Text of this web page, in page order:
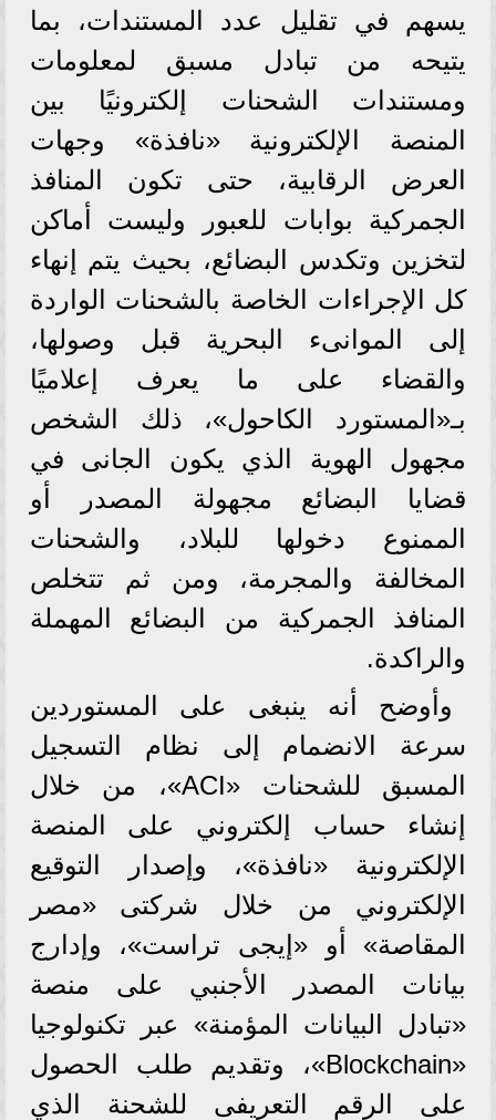
يسهم في تقليل عدد المستندات، بما
يتيحه من تبادل مسبق لمعلومات
ومستندات الشحنات إلكترونيًا بين
المنصة الإلكترونية «نافذة» وجهات
العرض الرقابية، حتى تكون المنافذ
الجمركية بوابات للعبور وليست أماكن
لتخزين وتكدس البضائع، بحيث يتم إنهاء
كل الإجراءات الخاصة بالشحنات الواردة
إلى الموانىء البحرية قبل وصولها،
والقضاء على ما يعرف إعلاميًا
بـ«المستورد الكاحول»، ذلك الشخص
مجهول الهوية الذي يكون الجانى في
قضايا البضائع مجهولة المصدر أو
الممنوع دخولها للبلاد، والشحنات
المخالفة والمجرمة، ومن ثم تتخلص
المنافذ الجمركية من البضائع المهملة
والراكدة.
وأوضح أنه ينبغى على المستوردين
سرعة الانضمام إلى نظام التسجيل
المسبق للشحنات «ACI»، من خلال
إنشاء حساب إلكتروني على المنصة
الإلكترونية «نافذة»، وإصدار التوقيع
الإلكتروني من خلال شركتى «مصر
المقاصة» أو «إيجى تراست»، وإدارج
بيانات المصدر الأجنبي على منصة
«تبادل البيانات المؤمنة» عبر تكنولوجيا
«Blockchain»، وتقديم طلب الحصول
على الرقم التعريفى للشحنة الذي